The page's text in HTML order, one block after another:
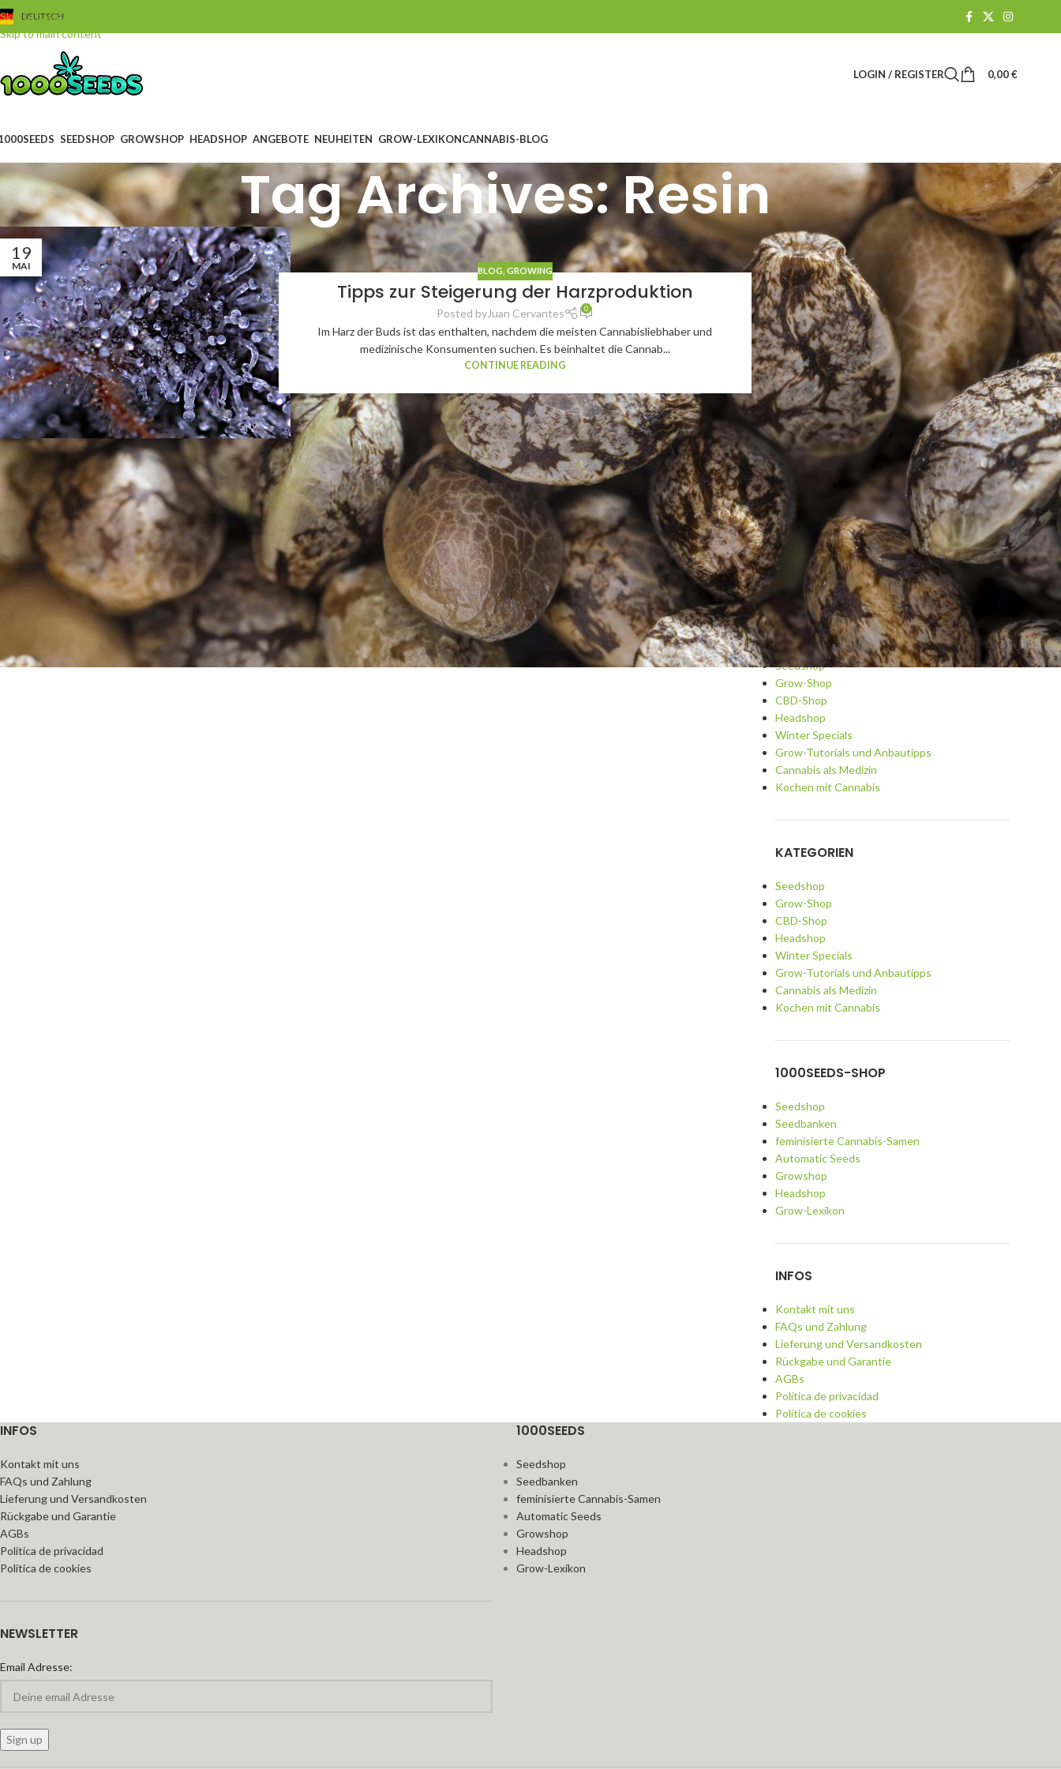
Skip to navigation
Skip to main content
DEUTSCH
LOGIN / REGISTER 0,00€
SEEDSHOP GROWSHOP HEADSHOP ANGEBOTE NEUHEITEN GROW-LEXIKONCANNABIS-BLOG
Tag Archives: Resin
19
MAI BLOG GROWING
Tipps zur Steigerung der Harzproduktion
Posted byJuan Cervantes 0
Im Harz der Buds ist das enthalten, nachdem die meisten Cannabisliebhaber und
medizinische Konsumenten suchen. Es beinhaltet die Cannab...
CONTINUE READING
Suchen
SUCHEN
BLOG-KATEGORIEN
Blog
Cannabis A-Z
Cannabis als Medizin
Cannabis-Kosmetik & Spa
Cannabisrezepte
Dips und Saucen
Fragen und Antworten
Getränke und Cocktails mit Cannabis
Growing
Grundrezepte und Tipps
Hydroponic
Snacks und Hauptgerichte
Sorten und Strainreviews
Süßes und Gebäck
Seedshop
Grow-Shop
CBD-Shop
Headshop
Winter Specials
Grow-Tutorials und Anbautipps
Cannabis als Medizin
Kochen mit Cannabis
KATEGORIEN
Seedshop
Grow-Shop
CBD-Shop
Headshop
Winter Specials
Grow-Tutorials und Anbautipps
Cannabis als Medizin
Kochen mit Cannabis
1000SEEDS-SHOP
Seedshop
Seedbanken
feminisierte Cannabis-Samen
Automatic Seeds
Growshop
Headshop
Grow-Lexikon
INFOS
Kontakt mit uns
FAQs und Zahlung
Lieferung und Versandkosten
Rückgabe und Garantie
AGBs
Política de privacidad
Política de cookies
INFOS
Kontakt mit uns
FAQs und Zahlung
Lieferung und Versandkosten
Rückgabe und Garantie
AGBs
Política de privacidad
Política de cookies
NEWSLETTER
Email Adresse:
1000SEEDS
Seedshop
Seedbanken
feminisierte Cannabis-Samen
Automatic Seeds
Growshop
Headshop
Grow-Lexikon